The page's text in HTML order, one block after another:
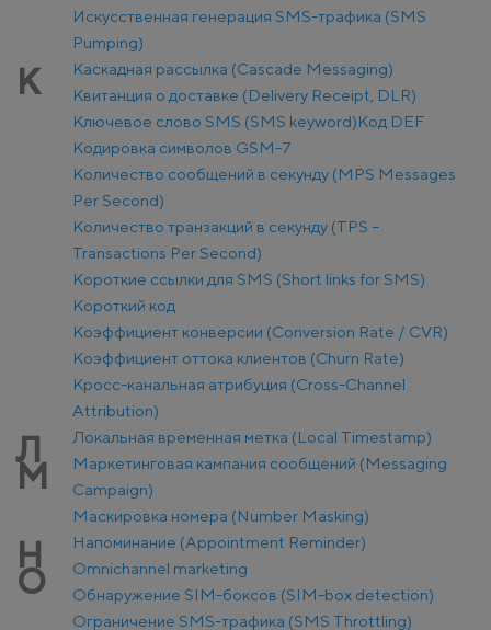
Искусственная генерация SMS-трафика (SMS
Pumping)
К
Каскадная рассылка (Cascade Messaging)
Квитанция о доставке (Delivery Receipt, DLR)
Ключевое слово SMS (SMS keyword)Код DEF
Кодировка символов GSM-7
Количество сообщений в секунду (MPS Messages
Per Second)
Количество транзакций в секунду (TPS –
Transactions Per Second)
Короткие ссылки для SMS (Short links for SMS)
Короткий код
Коэффициент конверсии (Conversion Rate / CVR)
Коэффициент оттока клиентов (Churn Rate)
Кросс-канальная атрибуция (Cross-Channel
Attribution)
Л Локальная временная метка (Local Timestamp)
М
Маркетинговая кампания сообщений (Messaging
Campaign)
Маскировка номера (Number Masking)
Н Напоминание (Appointment Reminder)
О
Оmnichannel marketing
Обнаружение SIM-боксов (SIM-box detection)
Ограничение SMS-трафика (SMS Throttling)